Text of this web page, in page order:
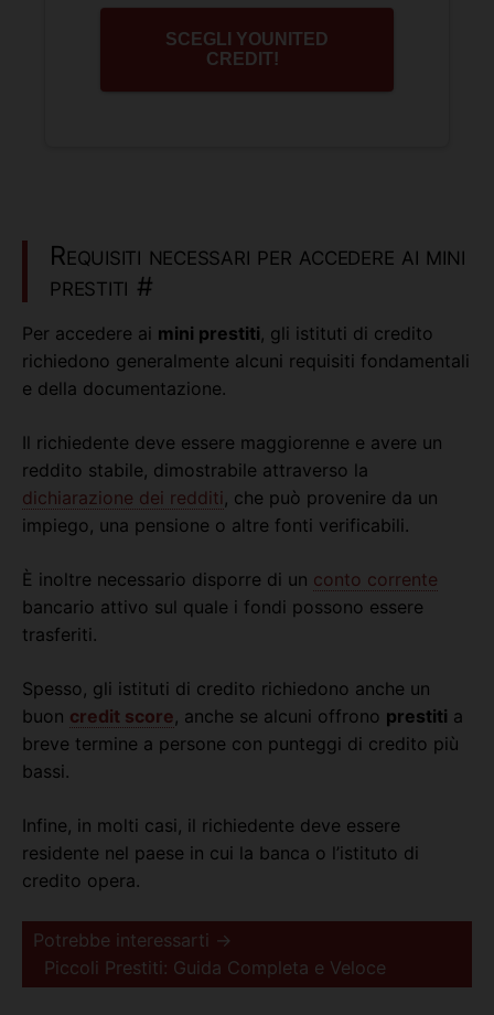
SCEGLI YOUNITED
CREDIT!
Requisiti necessari per accedere ai mini
prestiti #
Per accedere ai mini prestiti, gli istituti di credito
richiedono generalmente alcuni requisiti fondamentali
e della documentazione.
Il richiedente deve essere maggiorenne e avere un
reddito stabile, dimostrabile attraverso la
dichiarazione dei redditi , che può provenire da un
impiego, una pensione o altre fonti verificabili.
È inoltre necessario disporre di un conto corrente
bancario attivo sul quale i fondi possono essere
trasferiti.
Spesso, gli istituti di credito richiedono anche un
buon credit score, anche se alcuni offrono prestiti a
breve termine a persone con punteggi di credito più
bassi.
Infine, in molti casi, il richiedente deve essere
residente nel paese in cui la banca o l’istituto di
credito opera.
Potrebbe interessarti →
Piccoli Prestiti: Guida Completa e Veloce